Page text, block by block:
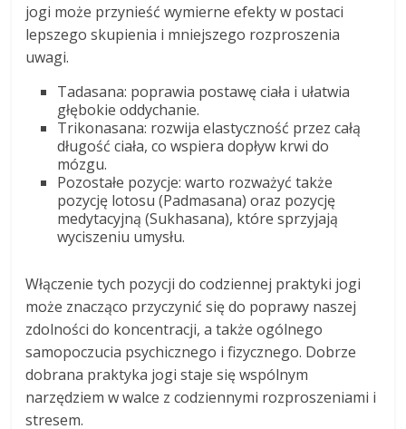
jogi może przynieść wymierne efekty w postaci
lepszego skupienia i mniejszego rozproszenia
uwagi.
Tadasana: poprawia postawę ciała i ułatwia
głębokie oddychanie.
Trikonasana: rozwija elastyczność przez całą
długość ciała, co wspiera dopływ krwi do
mózgu.
Pozostałe pozycje: warto rozważyć także
pozycję lotosu (Padmasana) oraz pozycję
medytacyjną (Sukhasana), które sprzyjają
wyciszeniu umysłu.
Włączenie tych pozycji do codziennej praktyki jogi
może znacząco przyczynić się do poprawy naszej
zdolności do koncentracji, a także ogólnego
samopoczucia psychicznego i fizycznego. Dobrze
dobrana praktyka jogi staje się wspólnym
narzędziem w walce z codziennymi rozproszeniami i
stresem.